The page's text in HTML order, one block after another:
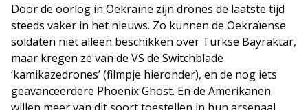
Door de oorlog in Oekraïne zijn drones de laatste tijd
steeds vaker in het nieuws. Zo kunnen de Oekraïense
soldaten niet alleen beschikken over Turkse Bayraktar,
maar kregen ze van de VS de Switchblade
‘kamikazedrones’ (filmpje hieronder), en de nog iets
geavanceerdere Phoenix Ghost. En de Amerikanen
willen meer van dit soort toestellen in hun arsenaal